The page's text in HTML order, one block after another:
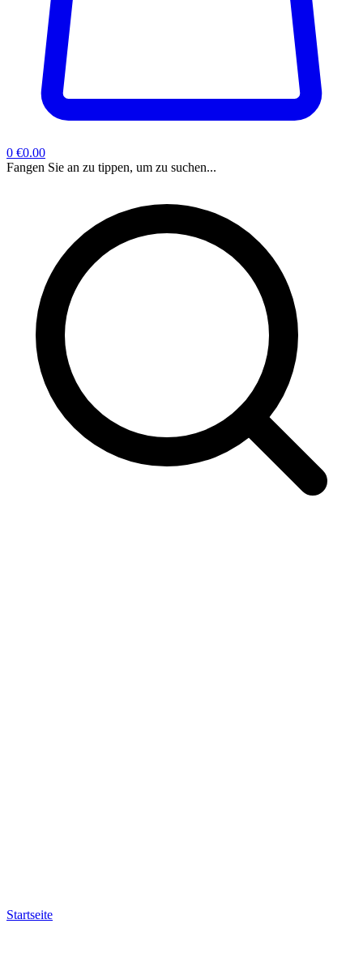
0 €0.00
Fangen Sie an zu tippen, um zu suchen...
Startseite